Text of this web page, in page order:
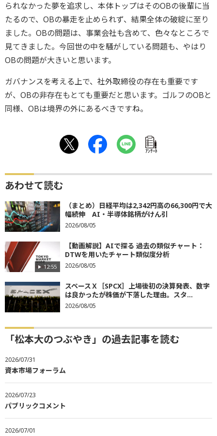
られなかった夢を追求し、本体トップはそのOBの後輩に当
たるので、OBの暴走を止められず、結果全体の破綻に至り
ました。OBの問題は、事業会社も含めて、色々なところで
見てきました。今回世の中を騒がしている問題も、やはり
OBの問題が大きいと思います。
ガバナンスを考える上で、社外取締役の存在も重要です
が、OBの非存在もとても重要だと思います。ゴルフのOBと
同様、OBは境界の外にあるべきですね。
ｱﾝｹｰﾄ
あわせて読む
（まとめ）日経平均は2,342円高の66,300円で大
幅続伸 AI・半導体銘柄がけん引
2026/08/05
12:55
【動画解説】AIで探る 過去の類似チャート：
DTWを用いたチャート類似度分析
2026/08/05
スペースＸ［SPCX］上場後初の決算発表、数字
は良かったが株価が下落した理由。スタ...
2026/08/05
「松本大のつぶやき」の過去記事を読む
2026/07/31
資本市場フォーラム
2026/07/23
パブリックコメント
2026/07/01